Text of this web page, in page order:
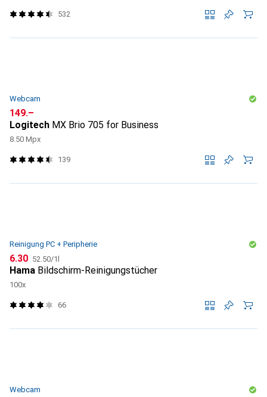
532
Webcam
CHF
149.–
Logitech MX Brio 705 for Business
8.50 Mpx
139
Reinigung PC + Peripherie
CHF
6.30 CHF
52.50/1l
Hama Bildschirm-Reinigungstücher
100x
66
Webcam